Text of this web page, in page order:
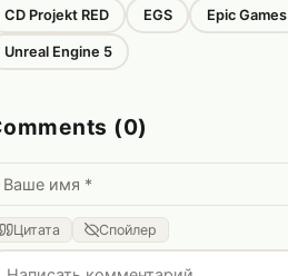
CD Projekt RED EGS Epic Games
Unreal Engine 5
(0)
Цитата Спойлер